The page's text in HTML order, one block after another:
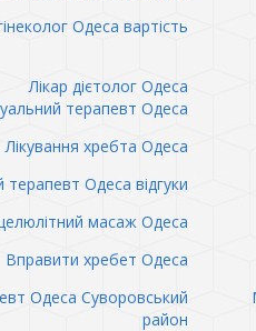
Одеса вартість
Лікар дієтолог Одеса
терапевт Одеса
Лікування хребта Одеса
Одеса відгуки
масаж Одеса
Вправити хребет Одеса
Одеса Суворовський
район